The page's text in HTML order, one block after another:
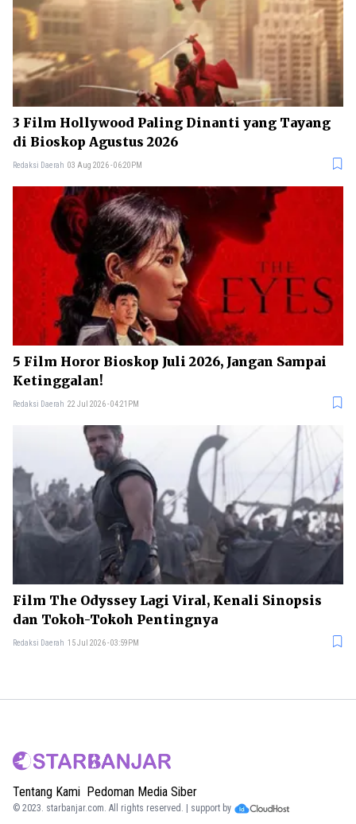
3 Film Hollywood Paling Dinanti yang Tayang
di Bioskop Agustus 2026
Redaksi Daerah 03 Aug 2026 - 06:20PM
5 Film Horor Bioskop Juli 2026, Jangan Sampai
Ketinggalan!
Redaksi Daerah 22 Jul 2026 - 04:21PM
Film The Odyssey Lagi Viral, Kenali Sinopsis
dan Tokoh-Tokoh Pentingnya
Redaksi Daerah 15 Jul 2026 - 03:59PM
Tentang Kami Pedoman Media Siber
© 2023. starbanjar.com. All rights reserved. | support by